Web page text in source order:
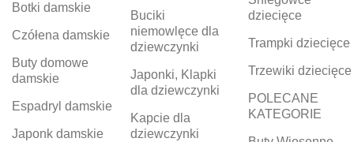
Botki damskie
Czółena damskie
Buty domowe
damskie
Espadryl damskie
Japonk damskie
Buciki
niemowlęce dla
dziewczynki
Japonki, Klapki
dla dziewczynki
Kapcie dla
dziewczynki
dziecięce
Trampki dziecięce
Trzewiki dziecięce
POLECANE
KATEGORIE